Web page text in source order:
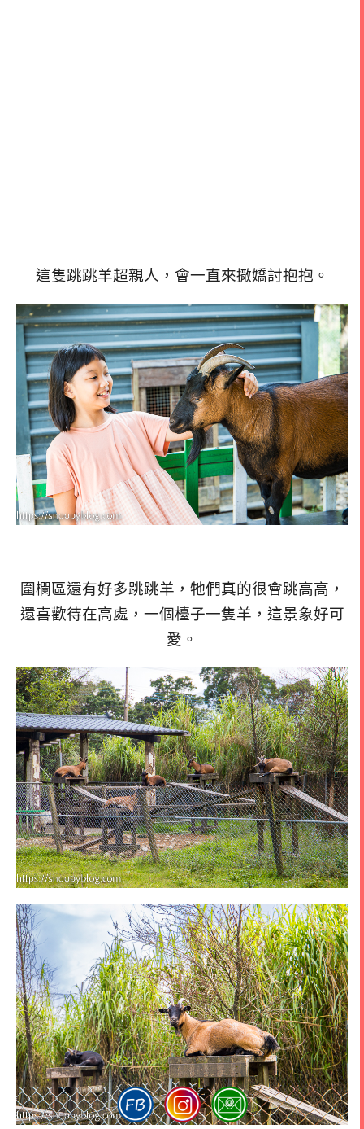
這隻跳跳羊超親人，會一直來撒嬌討抱抱。
圍欄區還有好多跳跳羊，牠們真的很會跳高高，
還喜歡待在高處，一個檯子一隻羊，這景象好可
愛。